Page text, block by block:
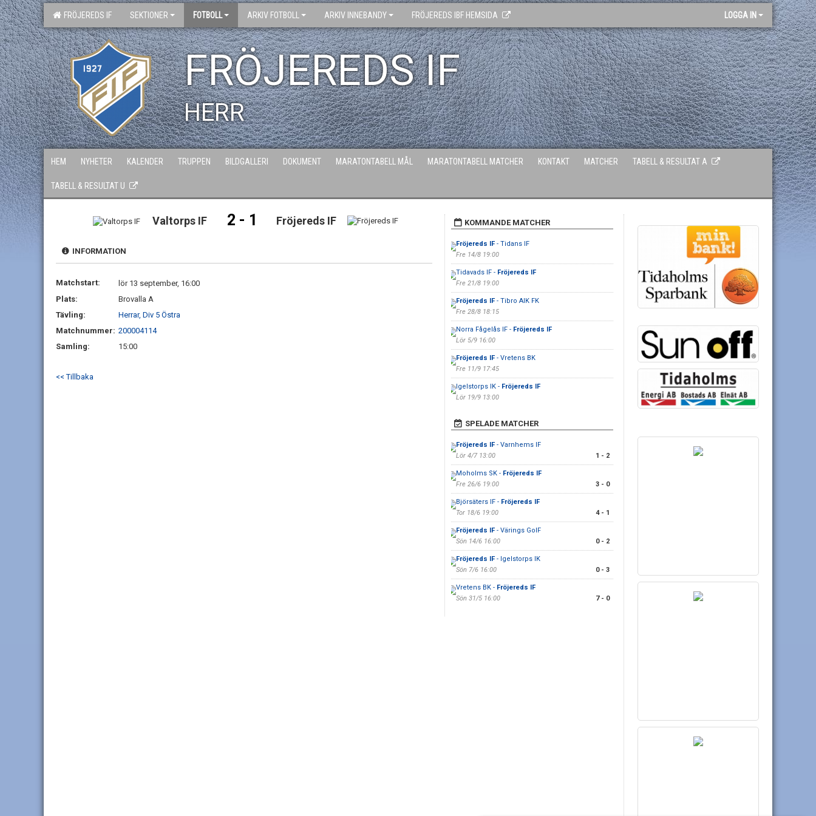
FRÖJEREDS IF SEKTIONER FOTBOLL ARKIV FOTBOLL ARKIV INNEBANDY FRÖJEREDS IBF HEMSIDA LOGGA IN
FRÖJEREDS IF
HERR
HEM NYHETER KALENDER TRUPPEN BILDGALLERI DOKUMENT MARATONTABELL MÅL MARATONTABELL MATCHER KONTAKT MATCHER TABELL & RESULTAT A
TABELL & RESULTAT U
Valtorps IF 2 - 1 Fröjereds IF
INFORMATION
Matchstart:
lör 13 september, 16:00
Plats:
Brovalla A
Tävling:
Herrar, Div 5 Östra
Matchnummer: 200004114
Samling:
15:00
<< Tillbaka
KOMMANDE MATCHER
Fröjereds IF- Tidans IF
Fre 14/8 19:00
Tidavads IF - Fröjereds IF
Fre 21/8 19:00
Fröjereds IF- Tibro AIK FK
Fre 28/8 18:15
Norra Fågelås IF - Fröjereds IF
Lör 5/9 16:00
Fröjereds IF- Vretens BK
Fre 11/9 17:45
Igelstorps IK - Fröjereds IF
Lör 19/9 13:00
SPELADE MATCHER
Fröjereds IF- Varnhems IF
Lör 4/7 13:00
1 - 2
Moholms SK - Fröjereds IF
Fre 26/6 19:00
3 - 0
Björsäters IF - Fröjereds IF
Tor 18/6 19:00
4 - 1
Fröjereds IF- Värings GoIF
Sön 14/6 16:00
0 - 2
Fröjereds IF- Igelstorps IK
Sön 7/6 16:00
0 - 3
Vretens BK - Fröjereds IF
Sön 31/5 16:00
7 - 0